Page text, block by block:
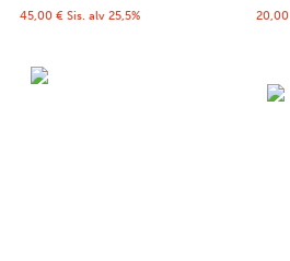
45,00 € Sis. alv 25,5% 20,00